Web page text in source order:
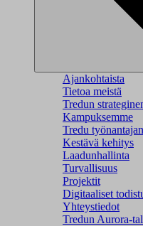
Ajankohtaista
Tietoa meistä
Tredun
Kampuksemme
Tredu
Kestävä kehitys
Laadunhallinta
Turvallisuus
Projektit
Digitaaliset
Yhteystiedot
Tredun Aurora-